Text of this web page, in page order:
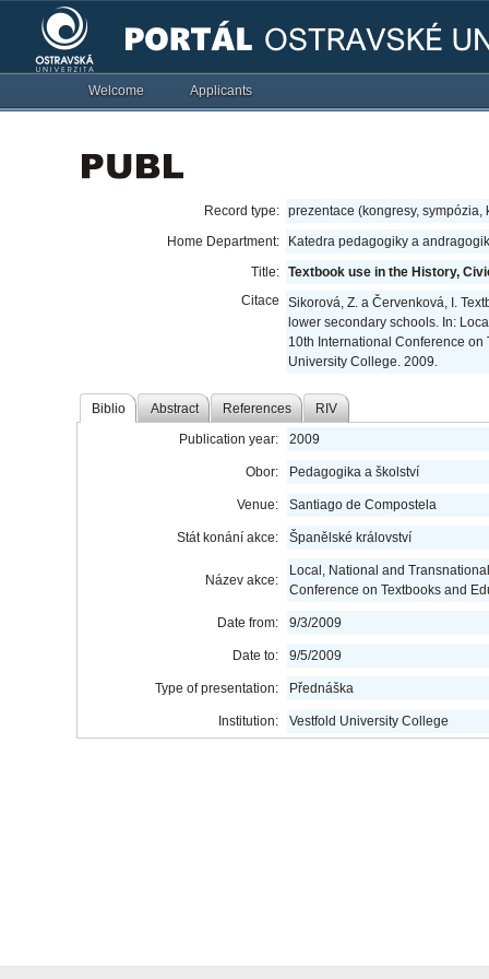
Welcome Applicants
Record type: prezentace (kongresy, sympózia,
Home Department:
Katedra pedagogiky a
Title: Textbook use in the History,
Citace
Sikorová, Z. a Červenková, I.
lower secondary schools. In:
10th International Conference
University College. 2009.
Biblio Abstract References RIV
Publication year: 2009
Obor: Pedagogika a školství
Venue: Santiago de Compostela
Stát konání akce: Španělské království
Název akce:
Local, National and
Conference on Textbooks and
Date from: 9/3/2009
Date to: 9/5/2009
Type of presentation: Přednáška
Institution: Vestfold University College